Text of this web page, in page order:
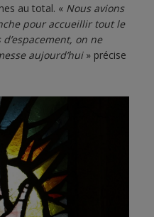
au total. « Nous avions
pour accueillir tout le
on ne
aujourd’hui » précise